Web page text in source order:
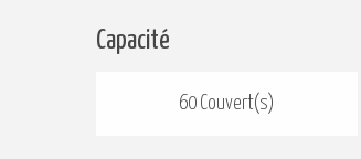
Capacité
60 Couvert(s)